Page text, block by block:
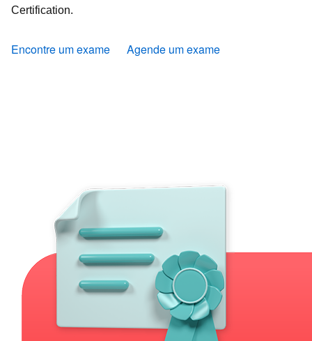
Certification.
Encontre um exame Agende um exame